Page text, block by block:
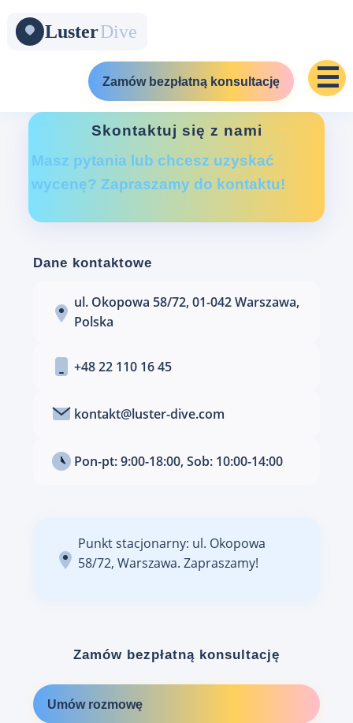
Zamów bezpłatną konsultację ☰
Skontaktuj się z nami
Masz pytania lub chcesz uzyskać
wycenę? Zapraszamy do kontaktu!
Dane kontaktowe
ul. Okopowa 58/72, 01-042 Warszawa,
Polska
+48 22 110 16 45
kontakt@luster-dive.com
Pon-pt: 9:00-18:00, Sob: 10:00-14:00
Punkt stacjonarny: ul. Okopowa
58/72, Warszawa. Zapraszamy!
Zamów bezpłatną konsultację
Umów rozmowę